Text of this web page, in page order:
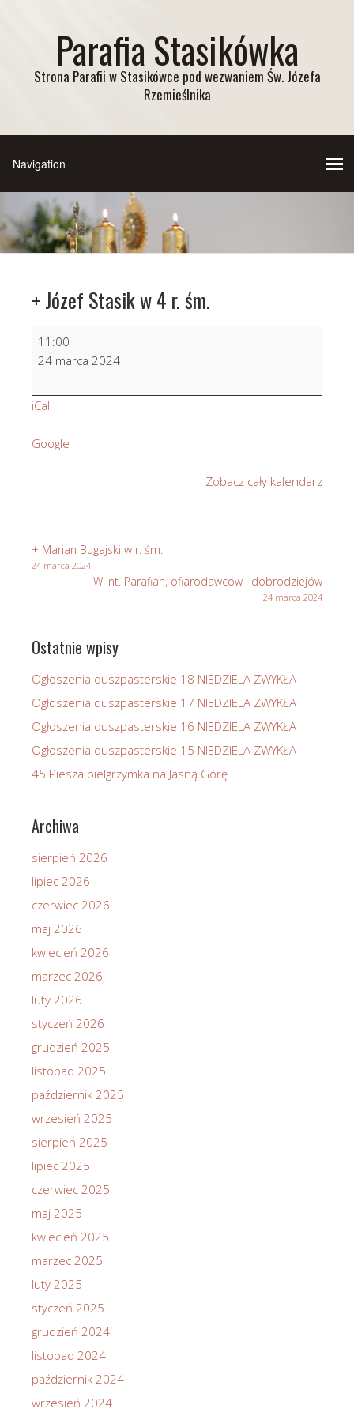
Parafia Stasikówka
Strona Parafii w Stasikówce pod wezwaniem Św. Józefa
Rzemieślnika
+ Józef Stasik w 4 r. śm.
Józef
4
śm.
11:00
24 marca 2024
iCal
Google
Zobacz cały kalendarz
+ Marian Bugajski w r. śm.
24 marca 2024
W int. Parafian, ofiarodawców i dobrodziejów
24 marca 2024
Ostatnie wpisy
Ogłoszenia duszpasterskie 18 NIEDZIELA ZWYKŁA
Ogłoszenia duszpasterskie 17 NIEDZIELA ZWYKŁA
Ogłoszenia duszpasterskie 16 NIEDZIELA ZWYKŁA
Ogłoszenia duszpasterskie 15 NIEDZIELA ZWYKŁA
45 Piesza pielgrzymka na Jasną Górę
Archiwa
sierpień 2026
lipiec 2026
czerwiec 2026
maj 2026
kwiecień 2026
marzec 2026
luty 2026
styczeń 2026
grudzień 2025
listopad 2025
październik 2025
wrzesień 2025
sierpień 2025
lipiec 2025
czerwiec 2025
maj 2025
kwiecień 2025
marzec 2025
luty 2025
styczeń 2025
grudzień 2024
listopad 2024
październik 2024
wrzesień 2024